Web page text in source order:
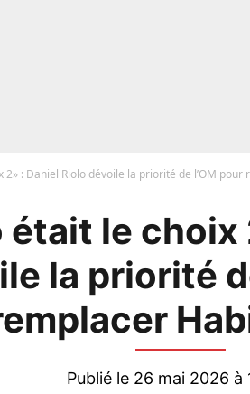
2» : Daniel Riolo dévoile la priorité de l’OM pour
était le choix
la priorité
Publié le 26 mai 2026 à